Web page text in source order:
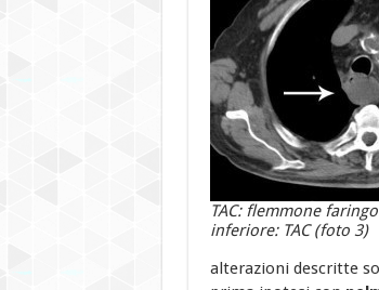
TAC: flemmone
inferiore: TAC (foto 3)
alterazioni descritte